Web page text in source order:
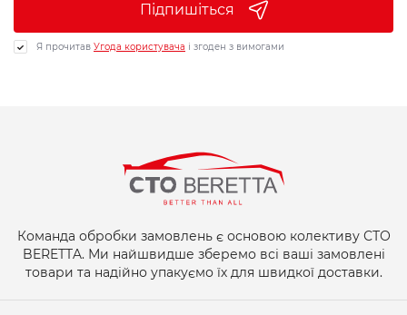
Підпишіться
Я прочитав Угода користувача і згоден з вимогами
Команда обробки замовлень є основою колективу СТО
BERETTA. Ми найшвидше зберемо всі ваші замовлені
товари та надійно упакуємо їх для швидкої доставки.